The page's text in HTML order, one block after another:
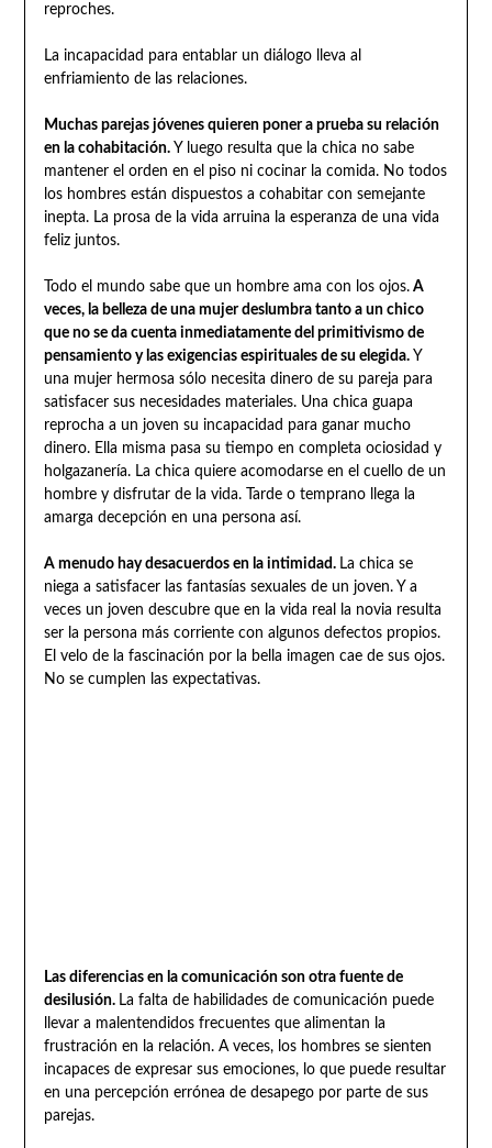
reproches.
La incapacidad para entablar un diálogo lleva al
enfriamiento de las relaciones.
Muchas parejas jóvenes quieren poner a prueba su relación
en la cohabitación. Y luego resulta que la chica no sabe
mantener el orden en el piso ni cocinar la comida. No todos
los hombres están dispuestos a cohabitar con semejante
inepta. La prosa de la vida arruina la esperanza de una vida
feliz juntos.
Todo el mundo sabe que un hombre ama con los ojos.A
veces, la belleza de una mujer deslumbra tanto a un chico
que no se da cuenta inmediatamente del primitivismo de
pensamiento y las exigencias espirituales de su elegida.Y
una mujer hermosa sólo necesita dinero de su pareja para
satisfacer sus necesidades materiales. Una chica guapa
reprocha a un joven su incapacidad para ganar mucho
dinero. Ella misma pasa su tiempo en completa ociosidad y
holgazanería. La chica quiere acomodarse en el cuello de un
hombre y disfrutar de la vida. Tarde o temprano llega la
amarga decepción en una persona así.
A menudo hay desacuerdos en la intimidad. La chica se
niega a satisfacer las fantasías sexuales de un joven. Y a
veces un joven descubre que en la vida real la novia resulta
ser la persona más corriente con algunos defectos propios.
El velo de la fascinación por la bella imagen cae de sus ojos.
No se cumplen las expectativas.
Las diferencias en la comunicación son otra fuente de
desilusión. La falta de habilidades de comunicación puede
llevar a malentendidos frecuentes que alimentan la
frustración en la relación. A veces, los hombres se sienten
incapaces de expresar sus emociones, lo que puede resultar
en una percepción errónea de desapego por parte de sus
parejas.